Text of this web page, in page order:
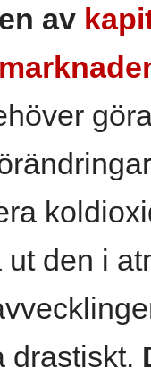
av
ut den i
drastiskt.